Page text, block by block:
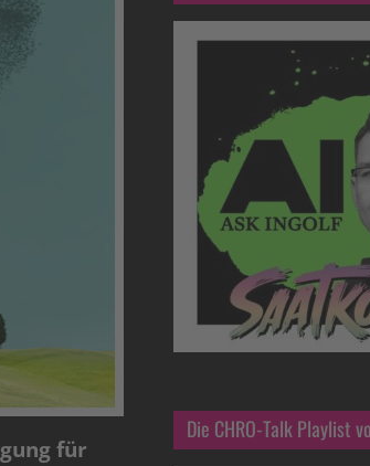
für
Die CHRO-Talk Playlist